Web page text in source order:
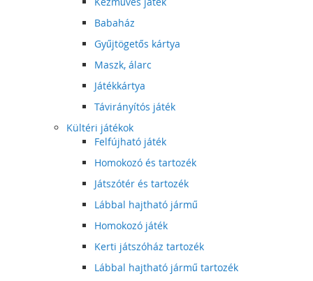
Babaház
Gyűjtögetős kártya
Maszk, álarc
Játékkártya
Távirányítós játék
Kültéri játékok
Felfújható játék
Homokozó és tartozék
Játszótér és tartozék
Lábbal hajtható jármű
Homokozó játék
Kerti játszóház tartozék
Lábbal hajtható jármű tartozék